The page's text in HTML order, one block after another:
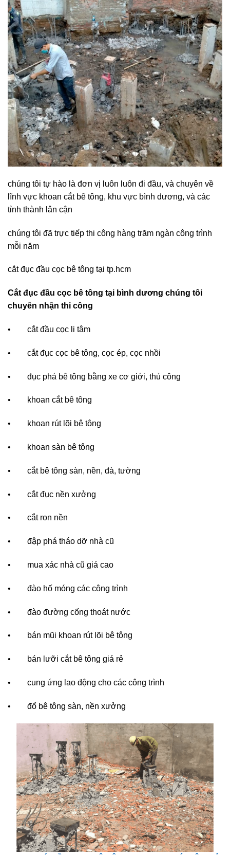
chúng tôi tự hào là đơn vị luôn luôn đi đầu, và chuyên về
lĩnh vực khoan cắt bê tông, khu vực bình dương, và các
tỉnh thành lân cận
chúng tôi đã trực tiếp thi công hàng trăm ngàn công trình
mỗi năm
cắt đục đầu cọc bê tông tại tp.hcm
Cắt đục đầu cọc bê tông tại bình dương chúng tôi
chuyên nhận thi công
• cắt đầu cọc li tâm
• cắt đục cọc bê tông, cọc ép, cọc nhồi
• đục phá bê tông bằng xe cơ giới, thủ công
• khoan cắt bê tông
• khoan rút lõi bê tông
• khoan sàn bê tông
• cắt bê tông sàn, nền, đà, tường
• cắt đục nền xưởng
• cắt ron nền
• đập phá tháo dỡ nhà cũ
• mua xác nhà cũ giá cao
• đào hố móng các công trình
• đào đường cống thoát nước
• bán mũi khoan rút lõi bê tông
• bán lưỡi cắt bê tông giá rẻ
• cung ứng lao động cho các công trình
• đổ bê tông sàn, nền xưởng